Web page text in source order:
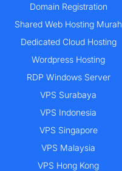
Domain Registration
Shared Web Hosting Murah
Dedicated Cloud Hosting
Wordpress Hosting
RDP Windows Server
VPS Surabaya
VPS Indonesia
VPS Singapore
VPS Malaysia
VPS Hong Kong